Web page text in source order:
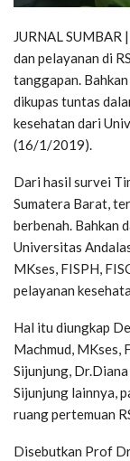
JURNAL
dan pelayanan di
tanggapan.
dikupas tuntas
kesehatan dari
(16/1/2019).
Dari hasil survei
Sumatera Barat,
berbenah. Bahkan
Universitas
MKses, FISPH,
pelayanan
Hal itu diungkap
Machmud, MKses,
Sijunjung,
Sijunjung lainnya,
ruang pertemuan
Disebutkan Prof